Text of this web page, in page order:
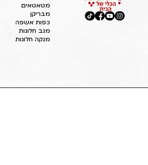
מטאטאים
מבריקן
כפות אשפה
מגב חלונות
מנקה חלונות